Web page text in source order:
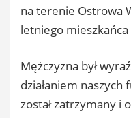
na terenie Ostrowa
letniego mieszkańca
Mężczyzna był
działaniem
został zatrzymany i